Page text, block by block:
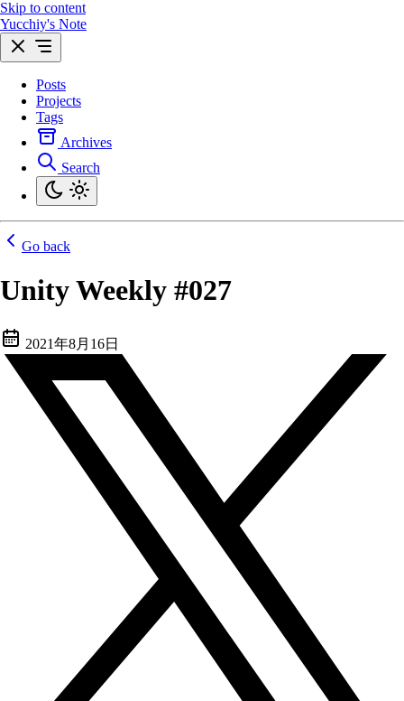
Skip to content
Yucchiy's Note
Posts
Projects
Tags
Archives
Search
Go back
Unity Weekly #027
2021年8月16日